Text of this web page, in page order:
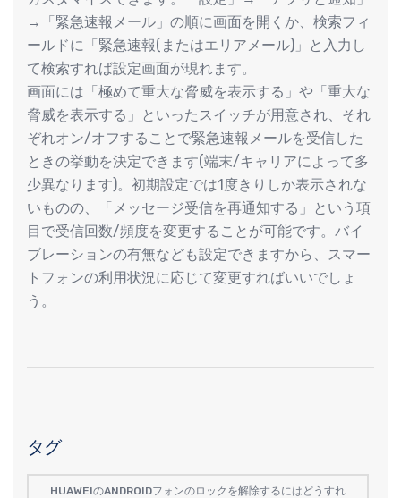
→「緊急速報メール」の順に画面を開くか、検索フィ
ールドに「緊急速報(またはエリアメール)」と入力し
て検索すれば設定画面が現れます。
画面には「極めて重大な脅威を表示する」や「重大な
脅威を表示する」といったスイッチが用意され、それ
ぞれオン/オフすることで緊急速報メールを受信した
ときの挙動を決定できます(端末/キャリアによって多
少異なります)。初期設定では1度きりしか表示されな
いものの、「メッセージ受信を再通知する」という項
目で受信回数/頻度を変更することが可能です。バイ
ブレーションの有無なども設定できますから、スマー
トフォンの利用状況に応じて変更すればいいでしょ
う。
タグ
HUAWEIのANDROIDフォンのロックを解除するにはどうすれ